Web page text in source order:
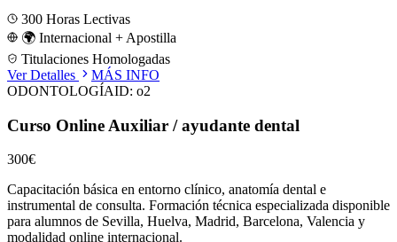
300 Horas Lectivas
🌍 Internacional + Apostilla
Titulaciones Homologadas
Ver Detalles
MÁS INFO
ODONTOLOGÍAID: o2
Curso Online Auxiliar / ayudante dental
300€
Capacitación básica en entorno clínico, anatomía dental e
instrumental de consulta. Formación técnica especializada disponible
para alumnos de Sevilla, Huelva, Madrid, Barcelona, Valencia y
modalidad online internacional.